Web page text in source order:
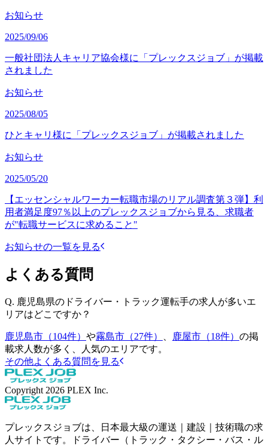
お知らせ
2025/09/06
一般社団法人キャリア協会様に「プレックスジョブ」が掲載
されました
お知らせ
2025/08/05
ひとキャリ様に「プレックスジョブ」が掲載されました
お知らせ
2025/05/20
【エッセンシャルワーカー転職市場のリアル調査第３弾】利
用者満足度97％以上のプレックスジョブから見る、求職者
が"転職サービスに求めること"
お知らせの一覧を見る
よくある質問
Q. 鹿児島県のドライバー・トラック運転手の求人が多いエ
リアはどこですか？
鹿児島市（104件） や霧島市（27件） 鹿屋市（18件） の掲
載求人数が多く、人気のエリアです。
その他よくある質問を見る
Copyright 2026 PLEX Inc.
プレックスジョブは、日本最大級の運送｜建設｜技術職の求
人サイトです。ドライバー（トラック・タクシー・バス・ル